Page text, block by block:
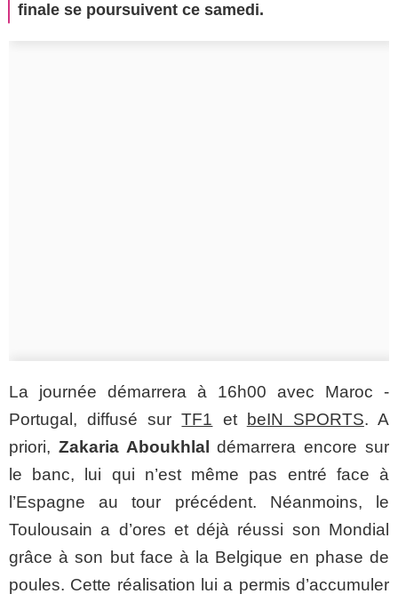
finale se poursuivent ce samedi.
La journée démarrera à 16h00 avec Maroc -
Portugal, diffusé surTF1 et beIN SPORTS. A
priori, Zakaria Aboukhlal
démarrera encore sur
le banc, lui qui n’est même pas entré face à
l’Espagne au tour précédent. Néanmoins, le
Toulousain a d’ores et déjà réussi son Mondial
grâce à son but face à la Belgique en phase de
poules. Cette réalisation lui a permis d’accumuler